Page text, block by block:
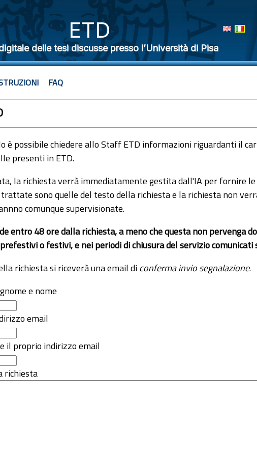
ETD
delle tesi discusse presso l’Università di Pisa
FAQ
è possibile chiedere allo Staff ETD informazioni riguardanti il
presenti in ETD.
la richiesta verrà immediatamente gestita dall'IA per fornire le
sono quelle del testo della richiesta e la richiesta non
comunque supervisionate.
entro 48 ore dalla richiesta, a meno che questa non pervenga
o festivi, e nei periodi di chiusura del servizio comunicati
richiesta si riceverà una email diconferma invio segnalazione.
e nome
email
il proprio indirizzo email
richiesta